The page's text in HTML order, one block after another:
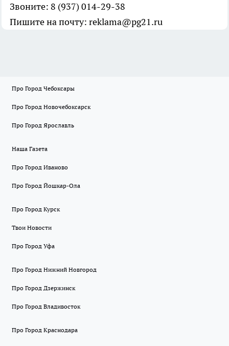
Звоните: 8 (937) 014-29-38
Пишите на почту: reklama@pg21.ru
Про Город Чебоксары
Про Город Новочебоксарск
Про Город Ярославль
Наша Газета
Про Город Иваново
Про Город Йошкар-Ола
Про Город Курск
Твои Новости
Про Город Уфа
Про Город Нижний Новгород
Про Город Дзержинск
Про Город Владивосток
Про Город Краснодара